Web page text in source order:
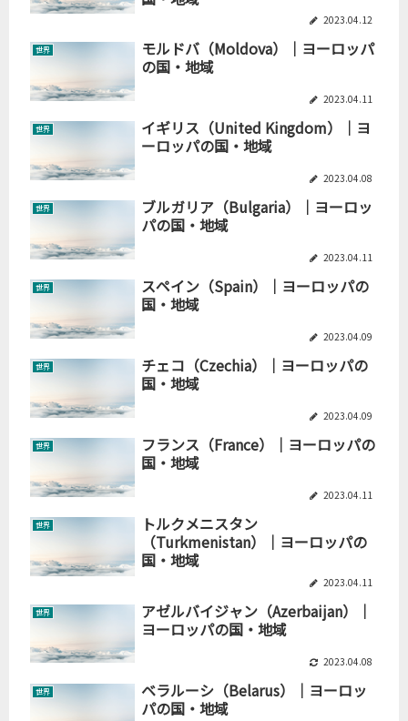
2023.04.12
世界
モルドバ（Moldova）｜ヨーロッパ
の国・地域
2023.04.11
世界
イギリス（United Kingdom）｜ヨ
ーロッパの国・地域
2023.04.08
世界
ブルガリア（Bulgaria）｜ヨーロッ
パの国・地域
2023.04.11
世界
スペイン（Spain）｜ヨーロッパの
国・地域
2023.04.09
世界
チェコ（Czechia）｜ヨーロッパの
国・地域
2023.04.09
世界
フランス（France）｜ヨーロッパの
国・地域
2023.04.11
世界
トルクメニスタン
（Turkmenistan）｜ヨーロッパの
国・地域
2023.04.11
世界
アゼルバイジャン（Azerbaijan）｜
ヨーロッパの国・地域
2023.04.08
世界
ベラルーシ（Belarus）｜ヨーロッ
パの国・地域